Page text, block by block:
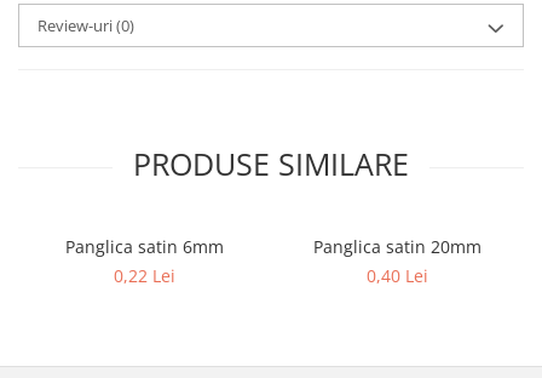
Review-uri(0)
PRODUSE SIMILARE
Panglica satin 6mm
0,22 Lei
Panglica satin 20mm
0,40 Lei